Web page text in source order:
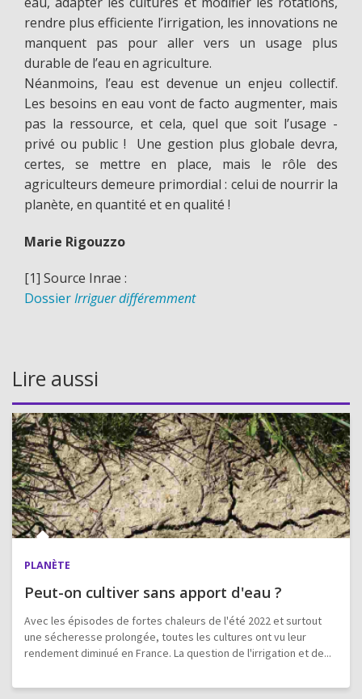
rendre plus efficiente l’irrigation, les innovations ne
manquent pas pour aller vers un usage plus
durable de l’eau en agriculture.
Néanmoins, l’eau est devenue un enjeu collectif.
Les besoins en eau vont de facto augmenter, mais
pas la ressource, et cela, quel que soit l’usage -
privé ou public ! Une gestion plus globale devra,
certes, se mettre en place, mais le rôle des
agriculteurs demeure primordial : celui de nourrir la
planète, en quantité et en qualité !
Marie Rigouzzo
[1] Source Inrae :
DossierIrriguer différemment
Lire aussi
PLANÈTE
Peut-on cultiver sans apport d'eau ?
Avec les épisodes de fortes chaleurs de l'été 2022 et surtout
une sécheresse prolongée, toutes les cultures ont vu leur
rendement diminué en France. La question de l'irrigation et de...